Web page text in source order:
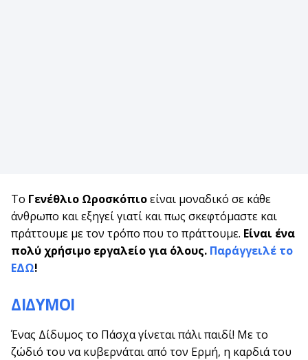
Το Γενέθλιο Ωροσκόπιοείναι μοναδικό σε κάθε
άνθρωπο και εξηγεί γιατί και πως σκεφτόμαστε και
πράττουμε με τον τρόπο που το πράττουμε. Είναι ένα
πολύ χρήσιμο εργαλείο για όλους. Παράγγειλέ το
ΕΔΩ!
ΔΙΔΥΜΟΙ
Ένας Δίδυμος το Πάσχα γίνεται πάλι παιδί! Με το
ζώδιό του να κυβερνάται από τον Ερμή, η καρδιά του